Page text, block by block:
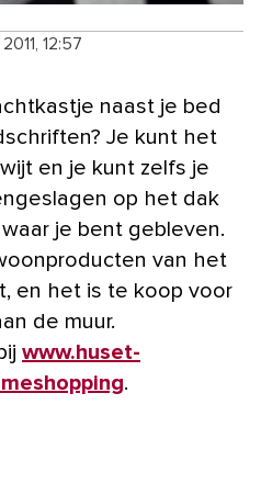
12:57
Je kunt het
en je kunt zelfs je
op het dak
je bent gebleven.
van het
en het is te koop voor
de muur.
www.huset-
.